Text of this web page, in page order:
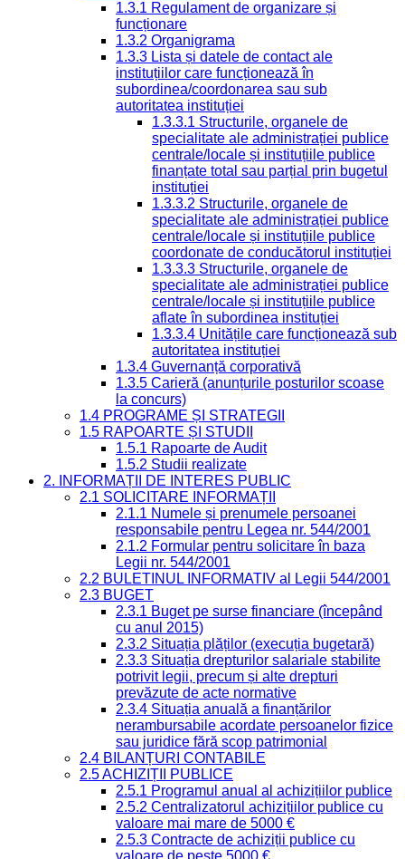
1.3.1 Regulament de organizare și
funcționare
1.3.2 Organigrama
1.3.3 Lista și datele de contact ale
instituțiilor care funcționează în
subordinea/coordonarea sau sub
autoritatea instituției
1.3.3.1 Structurile, organele de
specialitate ale administrației publice
centrale/locale și instituțiile publice
finanțate total sau parțial prin bugetul
instituției
1.3.3.2 Structurile, organele de
specialitate ale administrației publice
centrale/locale și instituțiile publice
coordonate de conducătorul instituției
1.3.3.3 Structurile, organele de
specialitate ale administrației publice
centrale/locale și instituțiile publice
aflate în subordinea instituției
1.3.3.4 Unitățile care funcționează sub
autoritatea instituției
1.3.4 Guvernanță corporativă
1.3.5 Carieră (anunțurile posturilor scoase
la concurs)
1.4 PROGRAME ȘI STRATEGII
1.5 RAPOARTE ȘI STUDII
1.5.1 Rapoarte de Audit
1.5.2 Studii realizate
2. INFORMAȚII DE INTERES PUBLIC
2.1 SOLICITARE INFORMAȚII
2.1.1 Numele și prenumele persoanei
responsabile pentru Legea nr. 544/2001
2.1.2 Formular pentru solicitare în baza
Legii nr. 544/2001
2.2 BULETINUL INFORMATIV al Legii 544/2001
2.3 BUGET
2.3.1 Buget pe surse financiare (începând
cu anul 2015)
2.3.2 Situația plăților (execuția bugetară)
2.3.3 Situația drepturilor salariale stabilite
potrivit legii, precum și alte drepturi
prevăzute de acte normative
2.3.4 Situația anuală a finanțărilor
nerambursabile acordate persoanelor fizice
sau juridice fără scop patrimonial
2.4 BILANȚURI CONTABILE
2.5 ACHIZIȚII PUBLICE
2.5.1 Programul anual al achizițiilor publice
2.5.2 Centralizatorul achizițiilor publice cu
valoare mai mare de 5000 €
2.5.3 Contracte de achiziții publice cu
valoare de peste 5000 €